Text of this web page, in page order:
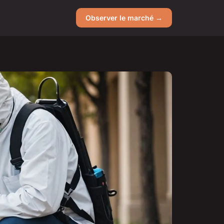
Observer le marché →